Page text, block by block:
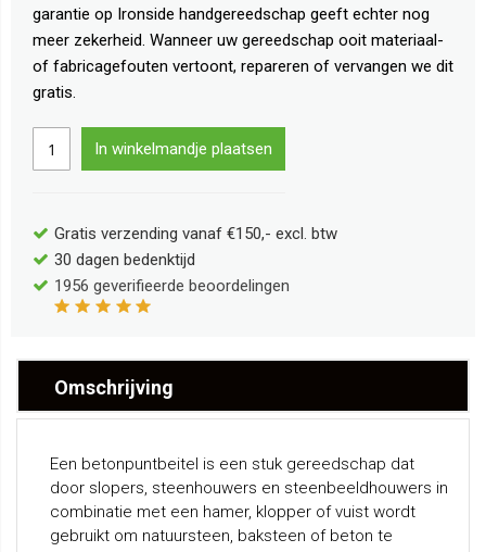
garantie op Ironside handgereedschap geeft echter nog
meer zekerheid. Wanneer uw gereedschap ooit materiaal-
of fabricagefouten vertoont, repareren of vervangen we dit
gratis.
In winkelmandje plaatsen
Gratis verzending vanaf €150,- excl. btw
30 dagen bedenktijd
1956 geverifieerde beoordelingen
Omschrijving
Een betonpuntbeitel is een stuk gereedschap dat
door slopers, steenhouwers en steenbeeldhouwers in
combinatie met een hamer, klopper of vuist wordt
gebruikt om natuursteen, baksteen of beton te